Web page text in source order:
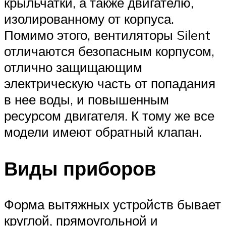
изолированному от корпуса.
Помимо этого, вентиляторы Silent
отличаются безопасным корпусом,
отлично защищающим
электрическую часть от попадания
в нее воды, и повышенным
ресурсом двигателя. К тому же все
модели имеют обратный клапан.
Виды приборов
Форма вытяжных устройств бывает
круглой, прямоугольной и